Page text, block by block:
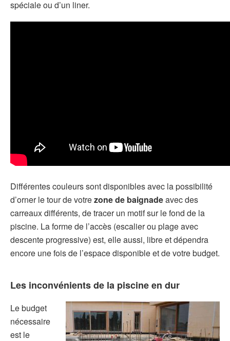
spéciale ou d’un liner.
Différentes couleurs sont disponibles avec la possibilité
d’orner le tour de votrezone de baignadeavec des
carreaux différents, de tracer un motif sur le fond de la
piscine. La forme de l’accès (escalier ou plage avec
descente progressive) est, elle aussi, libre et dépendra
encore une fois de l’espace disponible et de votre budget.
Les inconvénients de la piscine en dur
Le budget
nécessaire
est le